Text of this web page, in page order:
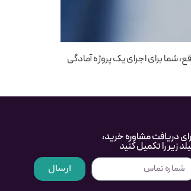
شما برای اجرای یک پروژه آمادگی
دریافت مشاوره خرید،
زیر را تکمیل کنید
ارسال